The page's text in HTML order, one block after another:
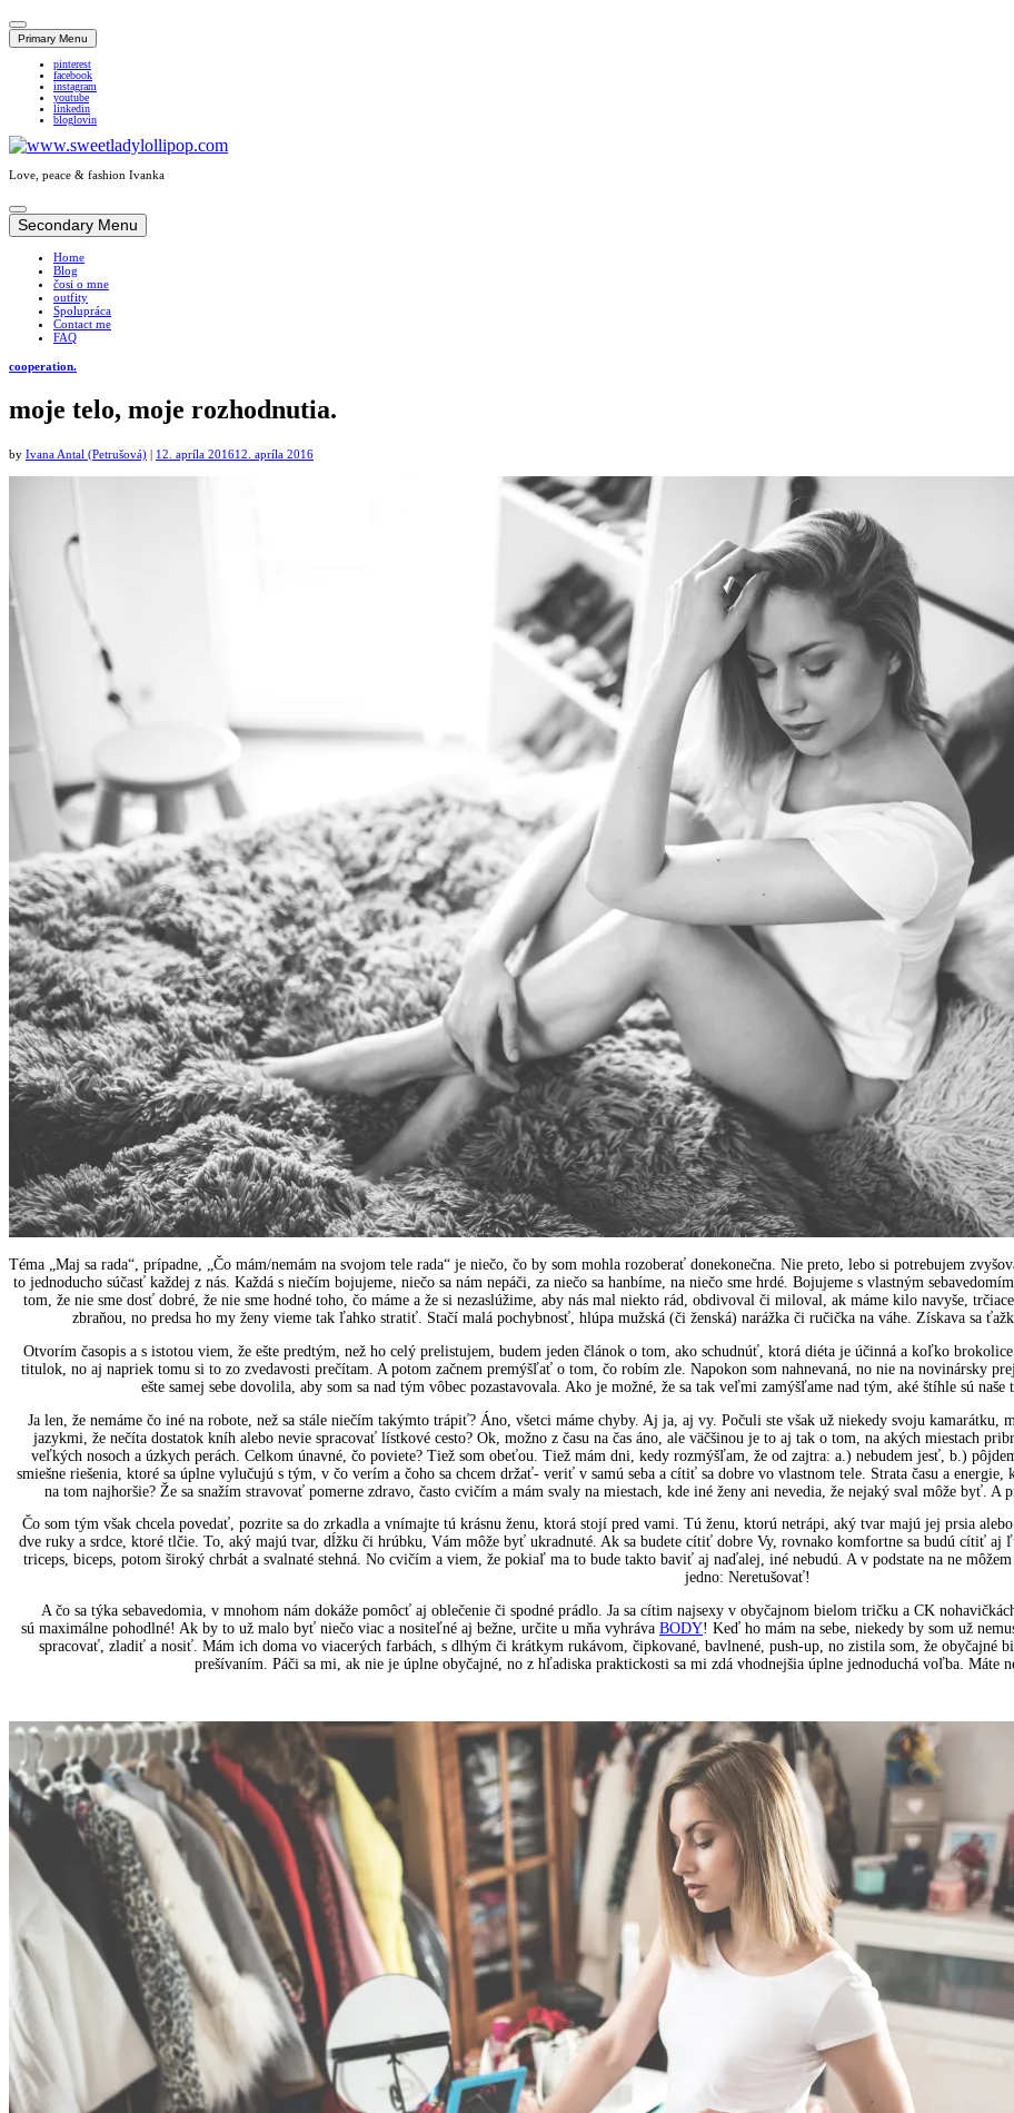
Primary Menu
pinterest
facebook
instagram
youtube
linkedin
bloglovin
Love, peace & fashion Ivanka
Skip
to
content
Secondary Menu
Home
Blog
čosi o mne
outfity
Spolupráca
Contact me
FAQ
cooperation.
moje telo, moje rozhodnutia.
by Ivana Antal (Petrušová) 12. apríla 201612. apríla 2016
Téma „Maj sa rada“, prípadne, „Čo mám/nemám na svojom tele rada“ je niečo, čo by som mohla rozoberať donekonečna. Nie preto, lebo si potrebujem
to jednoducho súčasť každej z nás. Každá s niečím bojujeme, niečo sa nám nepáči, za niečo sa hanbíme, na niečo sme hrdé. Bojujeme s vlastným
tom, že nie sme dosť dobré, že nie sme hodné toho, čo máme a že si nezaslúžime, aby nás mal niekto rád, obdivoval či miloval, ak máme kilo navyše,
zbraňou, no predsa ho my ženy vieme tak ľahko stratiť. Stačí malá pochybnosť, hlúpa mužská (či ženská) narážka či ručička na váhe. Získava sa
Otvorím časopis a s istotou viem, že ešte predtým, než ho celý prelistujem, budem jeden článok o tom, ako schudnúť, ktorá diéta je účinná a koľko
titulok, no aj napriek tomu si to zo zvedavosti prečítam. A potom začnem premýšľať o tom, čo robím zle. Napokon som nahnevaná, no nie na novinársky
ešte samej sebe dovolila, aby som sa nad tým vôbec pozastavovala. Ako je možné, že sa tak veľmi zamýšľame nad tým, aké štíhle sú
Ja len, že nemáme čo iné na robote, než sa stále niečím takýmto trápiť? Áno, všetci máme chyby. Aj ja, aj vy. Počuli ste však už niekedy svoju kamarátku,
jazykmi, že nečíta dostatok kníh alebo nevie spracovať lístkové cesto? Ok, možno z času na čas áno, ale väčšinou je to aj tak o tom, na akých miestach
veľkých nosoch a úzkych perách. Celkom únavné, čo poviete? Tiež som obeťou. Tiež mám dni, kedy rozmýšľam, že od zajtra: a.) nebudem jesť, b.)
smiešne riešenia, ktoré sa úplne vylučujú s tým, v čo verím a čoho sa chcem držať- veriť v samú seba a cítiť sa dobre vo vlastnom tele. Strata času a
na tom najhoršie? Že sa snažím stravovať pomerne zdravo, často cvičím a mám svaly na miestach, kde iné ženy ani nevedia, že nejaký sval môže byť. A
Čo som tým však chcela povedať, pozrite sa do zrkadla a vnímajte tú krásnu ženu, ktorá stojí pred vami. Tú ženu, ktorú netrápi, aký tvar majú jej prsia
dve ruky a srdce, ktoré tlčie. To, aký majú tvar, dĺžku či hrúbku, Vám môže byť ukradnuté. Ak sa budete cítiť dobre Vy, rovnako komfortne sa budú cítiť
triceps, biceps, potom široký chrbát a svalnaté stehná. No cvičím a viem, že pokiaľ ma to bude takto baviť aj naďalej, iné nebudú. A v podstate na ne
jedno: Neretušovať!
A čo sa týka sebavedomia, v mnohom nám dokáže pomôcť aj oblečenie či spodné prádlo. Ja sa cítim najsexy v obyčajnom bielom tričku a CK
sú maximálne pohodlné! Ak by to už malo byť niečo viac a nositeľné aj bežne, určite u mňa vyhráva BODY! Keď ho mám na sebe, niekedy by som už
spracovať, zladiť a nosiť. Mám ich doma vo viacerých farbách, s dlhým či krátkym rukávom, čipkované, bavlnené, push-up, no zistila som, že obyčajné
prešívaním. Páči sa mi, ak nie je úplne obyčajné, no z hľadiska praktickosti sa mi zdá vhodnejšia úplne jednoduchá voľba. Máte